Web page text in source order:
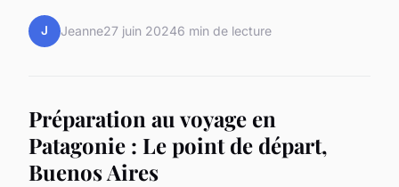
J Jeanne27 juin 20246 min de lecture
Préparation au voyage en
Patagonie : Le point de départ,
Buenos Aires